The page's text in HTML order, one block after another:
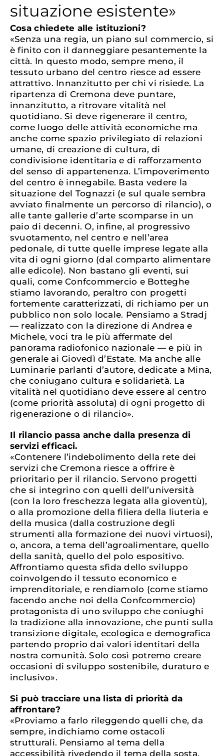
situazione esistente»
Cosa chiedete alle istituzioni?
«Senza una regia, un piano sul commercio, si
è finito con il danneggiare pesantemente la
città. In questo modo, sempre meno, il
tessuto urbano del centro riesce ad essere
attrattivo. Innanzitutto per chi vi risiede. La
ripartenza di Cremona deve puntare,
innanzitutto, a ritrovare vitalità nel
quotidiano. Si deve rigenerare il centro,
come luogo delle attività economiche ma
anche come spazio privilegiato di relazioni
umane, di creazione di cultura, di
condivisione identitaria e di rafforzamento
del senso di appartenenza. L’impoverimento
del centro è innegabile. Basta vedere la
situazione del Tognazzi (e sul quale sembra
avviato finalmente un percorso di rilancio), o
alle tante gallerie d’arte scomparse in un
paio di decenni. O, infine, al progressivo
svuotamento, nel centro e nell’area
pedonale, di tutte quelle imprese legate alla
vita di ogni giorno (dal comparto alimentare
alle edicole). Non bastano gli eventi, sui
quali, come Confcommercio e Botteghe
stiamo lavorando, peraltro con progetti
fortemente caratterizzati, di richiamo per un
pubblico non solo locale. Pensiamo a Stradj
— realizzato con la direzione di Andrea e
Michele, voci tra le più affermate del
panorama radiofonico nazionale — e più in
generale ai Giovedì d’Estate. Ma anche alle
Luminarie parlanti d’autore, dedicate a Mina,
che coniugano cultura e solidarietà. La
vitalità nel quotidiano deve essere al centro
(come priorità assoluta) di ogni progetto di
rigenerazione o di rilancio».
Il rilancio passa anche dalla presenza di
servizi efficaci.
«Contenere l’indebolimento della rete dei
servizi che Cremona riesce a offrire è
prioritario per il rilancio. Servono progetti
che si integrino con quelli dell’università
(con la loro freschezza legata alla gioventù),
o alla promozione della filiera della liuteria e
della musica (dalla costruzione degli
strumenti alla formazione dei nuovi virtuosi),
o, ancora, a tema dell’agroalimentare, quello
della sanità, quello del polo espositivo.
Affrontiamo questa sfida dello sviluppo
coinvolgendo il tessuto economico e
imprenditoriale, e rendiamolo (come stiamo
facendo anche noi della Confcommercio)
protagonista di uno sviluppo che coniughi
la tradizione alla innovazione, che punti sulla
transizione digitale, ecologica e demografica
partendo proprio dai valori identitari della
nostra comunità. Solo così potremo creare
occasioni di sviluppo sostenibile, duraturo e
inclusivo».
Si può tracciare una lista di priorità da
affrontare?
«Proviamo a farlo rileggendo quelli che, da
sempre, indichiamo come ostacoli
strutturali. Pensiamo al tema della
accessibilità rivedendo il tema della sosta,